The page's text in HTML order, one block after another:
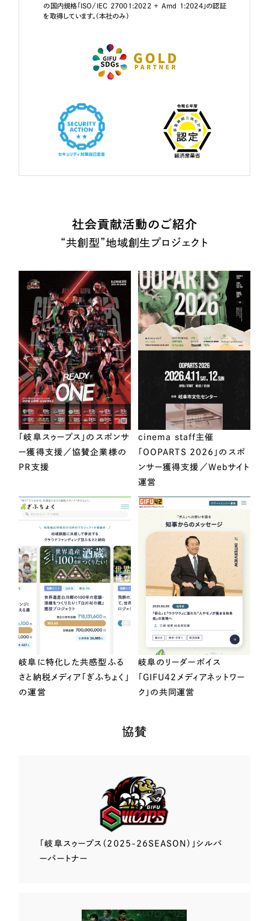
の国内規格「ISO/IEC 27001:2022 + Amd 1:2024」の認証
を取得しています。（本社のみ）
社会貢献活動のご紹介
“共創型”地域創生プロジェクト
「岐阜スゥープス」のスポンサ
ー獲得支援／協賛企業様の
PR支援
cinema staff主催
「OOPARTS 2026」のスポ
ンサー獲得支援／Webサイト
運営
岐阜に特化した共感型ふる
さと納税メディア「ぎふちょく」
の運営
岐阜のリーダーボイス
「GIFU42メディアネットワー
ク」の共同運営
協賛
「岐阜スゥープス （2025-26SEASON）」 シルバ
ーパートナー